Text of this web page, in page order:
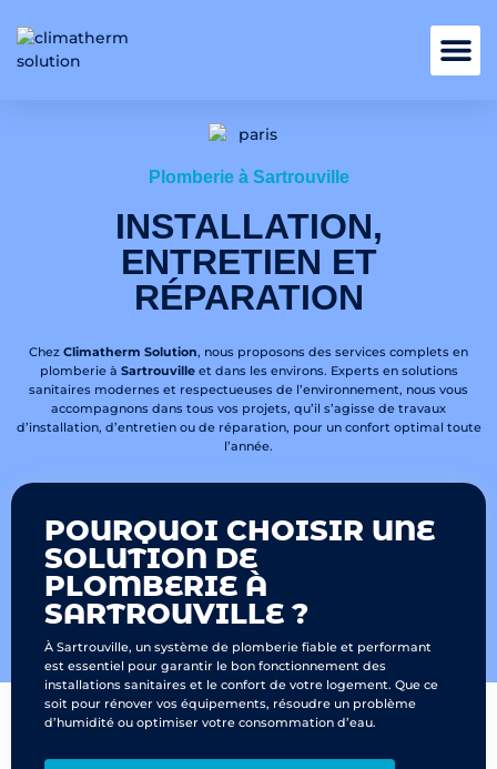
Plomberie à Sartrouville
INSTALLATION,
ENTRETIEN ET
RÉPARATION
Chez Climatherm Solution, nous proposons des services complets en
plomberie à Sartrouvilleet dans les environs. Experts en solutions
sanitaires modernes et respectueuses de l’environnement, nous vous
accompagnons dans tous vos projets, qu’il s’agisse de travaux
d’installation, d’entretien ou de réparation, pour un confort optimal toute
l’année.
POURQUOI CHOISIR UNE
SOLUTION DE
PLOMBERIE À
SARTROUVILLE ?
À Sartrouville, un système de plomberie fiable et performant
est essentiel pour garantir le bon fonctionnement des
installations sanitaires et le confort de votre logement. Que ce
soit pour rénover vos équipements, résoudre un problème
d’humidité ou optimiser votre consommation d’eau.